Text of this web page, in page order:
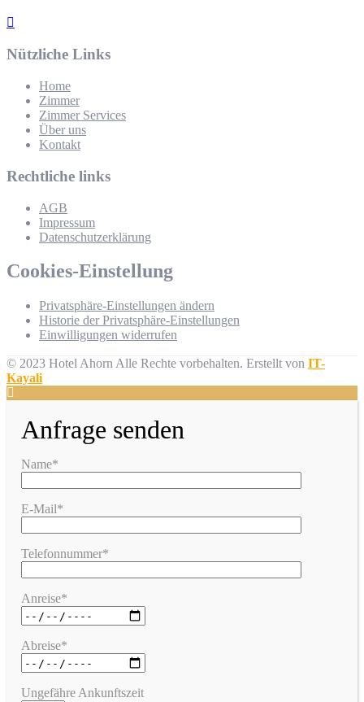
Nützliche Links
Home
Zimmer
Zimmer Services
Über uns
Kontakt
Rechtliche links
AGB
Impressum
Datenschutzerklärung
Cookies-Einstellung
Privatsphäre-Einstellungen ändern
Historie der Privatsphäre-Einstellungen
Einwilligungen widerrufen
© 2023 Hotel Ahorn Alle Rechte vorbehalten. Erstellt von IT-
Kayali
Anfrage senden
Name*
E-Mail*
Telefonnummer*
Anreise*
Abreise*
Ungefähre Ankunftszeit